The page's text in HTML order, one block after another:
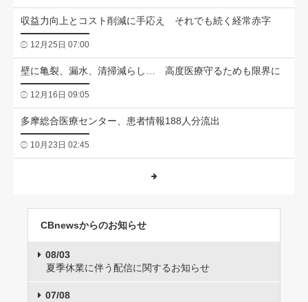
収益力向上とコスト削減に手応え それでも続く経常赤字
12月25日 07:00
壁に亀裂、漏水、清掃減らし… 高度医療守るためも限界に
12月16日 09:05
多摩総合医療センター、患者情報188人分流出
10月23日 02:45
CBnewsからのお知らせ
08/03
夏季休業に伴う配信に関するお知らせ
07/08